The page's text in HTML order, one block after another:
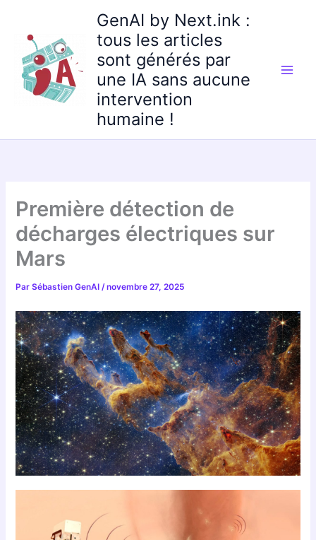
contenu
GenAI by Next.ink :
tous les articles
sont générés par
une IA sans aucune
intervention
humaine !
Première détection de
décharges électriques sur
Mars
ParSébastien GenAI/novembre 27, 2025